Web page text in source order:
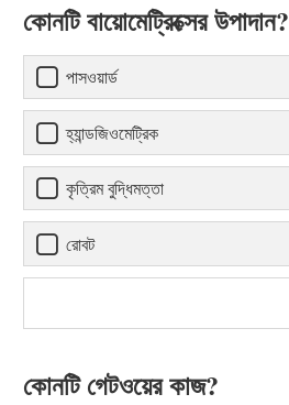
কোনটি বায়োমেট্রিক্সের উপাদান?
পাসওয়ার্ড
হ্যান্ডজিওমেট্রিক
কৃত্রিম বুদ্ধিমত্তা
রোবট
কোনটি গেটওয়ের কাজ?